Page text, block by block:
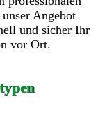
Angebot
und sicher Ihr
vor Ort.